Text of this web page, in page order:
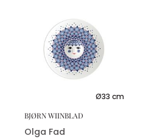
Ø33 cm
BJØRN WIINBLAD
Olga Fad